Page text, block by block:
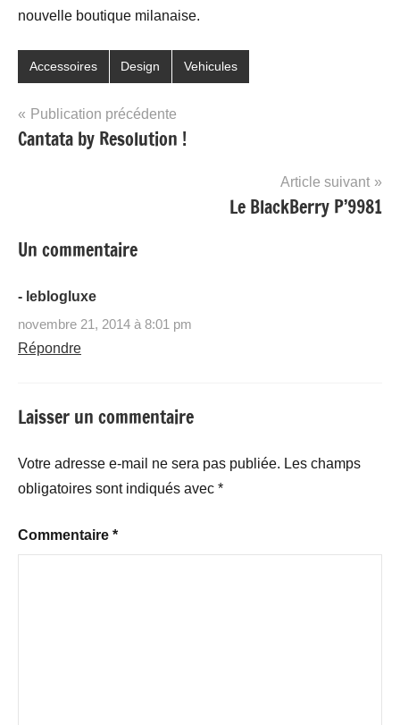
nouvelle boutique milanaise.
Accessoires Design Vehicules
Navigation
de
Publication précédente
Cantata by Resolution !
Article suivant
Le BlackBerry P’9981
Un commentaire
- leblogluxe
novembre 21, 2014 à 8:01 pm
Répondre
Laisser un commentaire
Votre adresse e-mail ne sera pas publiée. Les champs
obligatoires sont indiqués avec *
Commentaire *